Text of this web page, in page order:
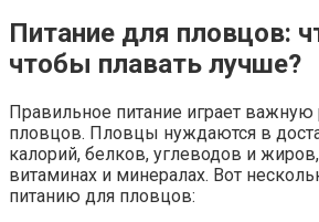
Питание для пловцов:
чтобы плавать лучше?
Правильное питание играет важную
пловцов. Пловцы нуждаются в
калорий, белков, углеводов и
витаминах и минералах. Вот
питанию для пловцов: